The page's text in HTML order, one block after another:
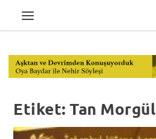
Etiket:Tan Morgül